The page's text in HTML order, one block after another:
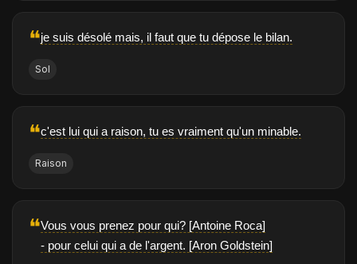
❝je suis désolé mais, il faut que tu dépose le bilan.
Sol
❝c'est lui qui a raison, tu es vraiment qu'un minable.
Raison
❝Vous vous prenez pour qui? [Antoine Roca]
- pour celui qui a de l'argent. [Aron Goldstein]